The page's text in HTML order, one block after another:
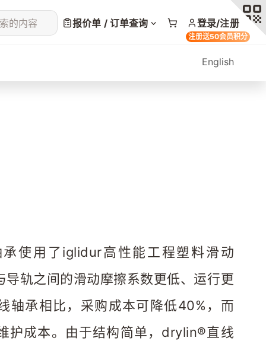
的内容 报价单 / 订单查询 登录/注册
注册送50会员积分
English
使用了iglidur高性能工程塑料滑动
导轨之间的滑动摩擦系数更低、运行更
轴承相比，采购成本可降低40%，而
护成本。由于结构简单，drylin®直线